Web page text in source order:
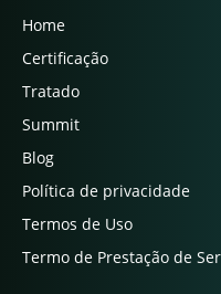
Home
Certificação
Tratado
Summit
Blog
Política de privacidade
Termos de Uso
Termo de Prestação de